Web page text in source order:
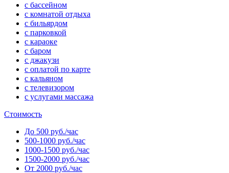
с бассейном
с комнатой отдыха
с бильярдом
с парковкой
с караоке
с баром
с джакузи
с оплатой по карте
с кальяном
с телевизором
с услугами массажа
Стоимость
До 500 руб./час
500-1000 руб./час
1000-1500 руб./час
1500-2000 руб./час
От 2000 руб./час